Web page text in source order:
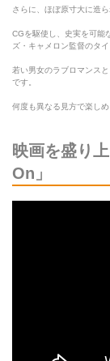
さらに、ほぼ原寸大に造
CGを駆使し、史実を可能
ズ・キャメロン監督のタ
若い男女のラブロマンス
です。
何度も異なる見方で楽しめ
映画を盛り
On」